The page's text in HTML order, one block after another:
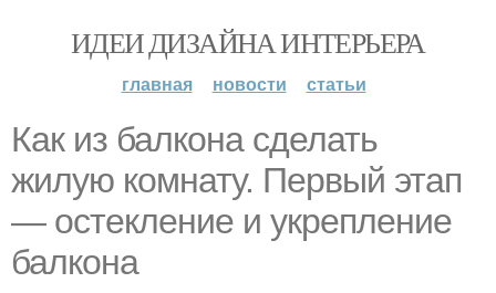
ИДЕИ ДИЗАЙНА ИНТЕРЬЕРА
главная новости статьи
Как из балкона сделать
жилую комнату. Первый этап
— остекление и укрепление
балкона